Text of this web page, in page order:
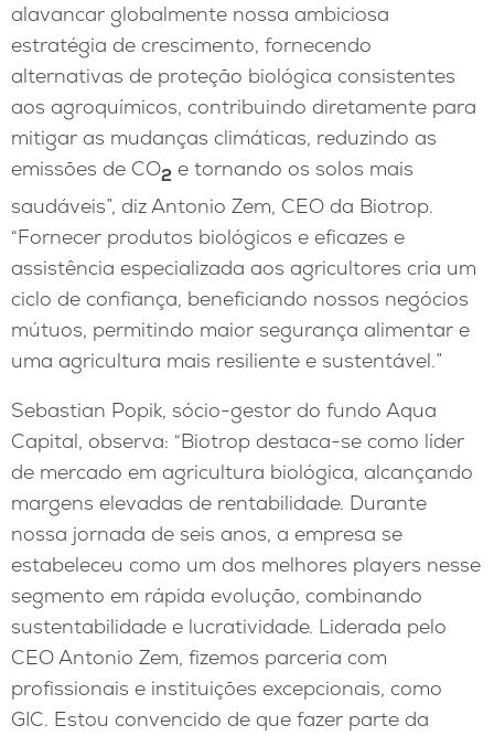
alavancar globalmente nossa ambiciosa
estratégia de crescimento, fornecendo
alternativas de proteção biológica consistentes
aos agroquímicos, contribuindo diretamente para
mitigar as mudanças climáticas, reduzindo as
emissões de CO2 e tornando os solos mais
saudáveis”, diz Antonio Zem, CEO da Biotrop.
“Fornecer produtos biológicos e eficazes e
assistência especializada aos agricultores cria um
ciclo de confiança, beneficiando nossos negócios
mútuos, permitindo maior segurança alimentar e
uma agricultura mais resiliente e sustentável.”
Sebastian Popik, sócio-gestor do fundo Aqua
Capital, observa: “Biotrop destaca-se como líder
de mercado em agricultura biológica, alcançando
margens elevadas de rentabilidade. Durante
nossa jornada de seis anos, a empresa se
estabeleceu como um dos melhores players nesse
segmento em rápida evolução, combinando
sustentabilidade e lucratividade. Liderada pelo
CEO Antonio Zem, fizemos parceria com
profissionais e instituições excepcionais, como
GIC. Estou convencido de que fazer parte da